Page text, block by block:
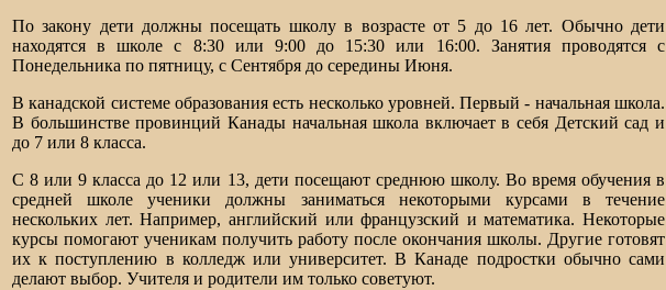
По закону дети должны посещать школу в возрасте от 5 до 16 лет. Обычно дети
находятся в школе с 8:30 или 9:00 до 15:30 или 16:00. Занятия проводятся с
Понедельника по пятницу, с Сентября до середины Июня.
В канадской системе образования есть несколько уровней. Первый - начальная школа.
В большинстве провинций Канады начальная школа включает в себя Детский сад и
до 7 или 8 класса.
С 8 или 9 класса до 12 или 13, дети посещают среднюю школу. Во время обучения в
средней школе ученики должны заниматься некоторыми курсами в течение
нескольких лет. Например, английский или французский и математика. Некоторые
курсы помогают ученикам получить работу после окончания школы. Другие готовят
их к поступлению в колледж или университет. В Канаде подростки обычно сами
делают выбор. Учителя и родители им только советуют.